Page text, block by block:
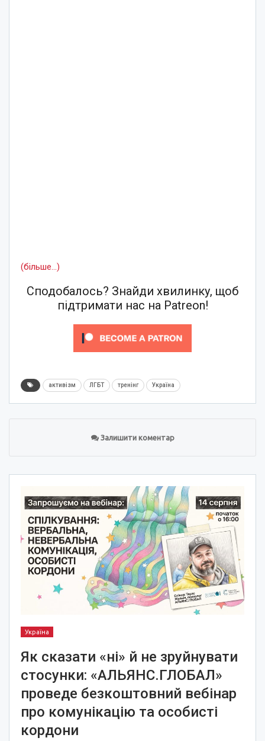
(більше…)
Сподобалось? Знайди хвилинку, щоб
підтримати нас на Patreon!
активізм ЛГБТ тренінг Україна
Залишити коментар
Україна
Як сказати «ні» й не зруйнувати
стосунки: «АЛЬЯНС.ГЛОБАЛ»
проведе безкоштовний вебінар
про комунікацію та особисті
кордони